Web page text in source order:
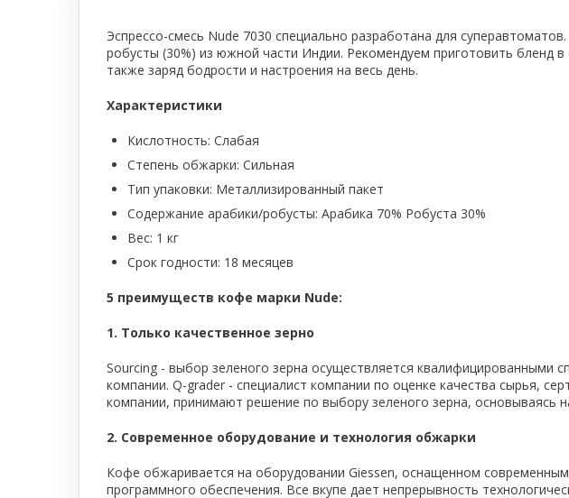
Электромеханическое оборудование
Холодильное оборудование
Производители / Бренды
Прайс-листы
Эспрессо-смесь Nude 7030 специально разработана для
робусты (30%) из южной части Индии. Рекомендуем приготовить бленд
также заряд бодрости и настроения на весь день.
Характеристики
Кислотность: Слабая
Степень обжарки: Сильная
Тип упаковки: Металлизированный пакет
Содержание арабики/робусты: Арабика 70% Робуста 30%
Вес: 1 кг
Срок годности: 18 месяцев
5 преимуществ кофе марки Nude:
1. Только качественное зерно
Sourcing - выбор зеленого зерна осуществляется квалифицированными
компании. Q-grader - специалист компании по оценке качества сырья,
компании, принимают решение по выбору зеленого зерна, основываясь
2. Современное оборудование и технология обжарки
Кофе обжаривается на оборудовании Giessen, оснащенном
программного обеспечения. Все вкупе дает непрерывность